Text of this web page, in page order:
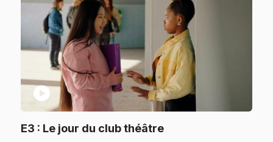
play_circle
E3 : Le jour du club théâtre.